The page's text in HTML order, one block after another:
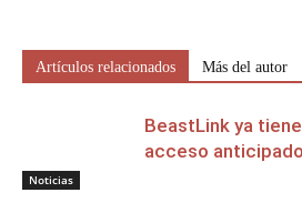
Artículos relacionados Más del autor
Noticias
BeastLink ya
acceso anticipado